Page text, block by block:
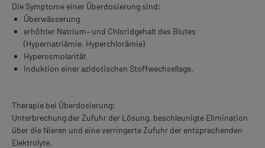
Die Symptome einer Überdosierung sind:
Überwässerung
erhöhter Natrium– und Chloridgehalt des Blutes
(Hypernatriämie, Hyperchlorämie)
Hyperosmolarität
Induktion einer azidotischen Stoffwechsellage.
Therapie bei Überdosierung:
Unterbrechung der Zufuhr der Lösung, beschleunigte Elimination
über die Nieren und eine verringerte Zufuhr der entsprechenden
Elektrolyte.